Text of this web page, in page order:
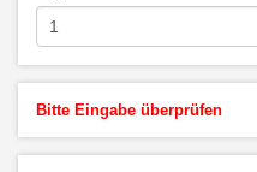
Bitte Eingabe überprüfen